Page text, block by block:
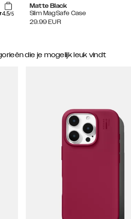
4.5/5
Matte Black
Slim MagSafe Case
29.99 EUR
die je mogelijk leuk vindt